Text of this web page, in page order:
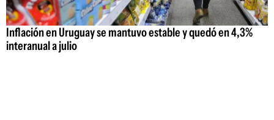
Inflación en Uruguay se mantuvo estable y quedó en 4,3%
interanual a julio